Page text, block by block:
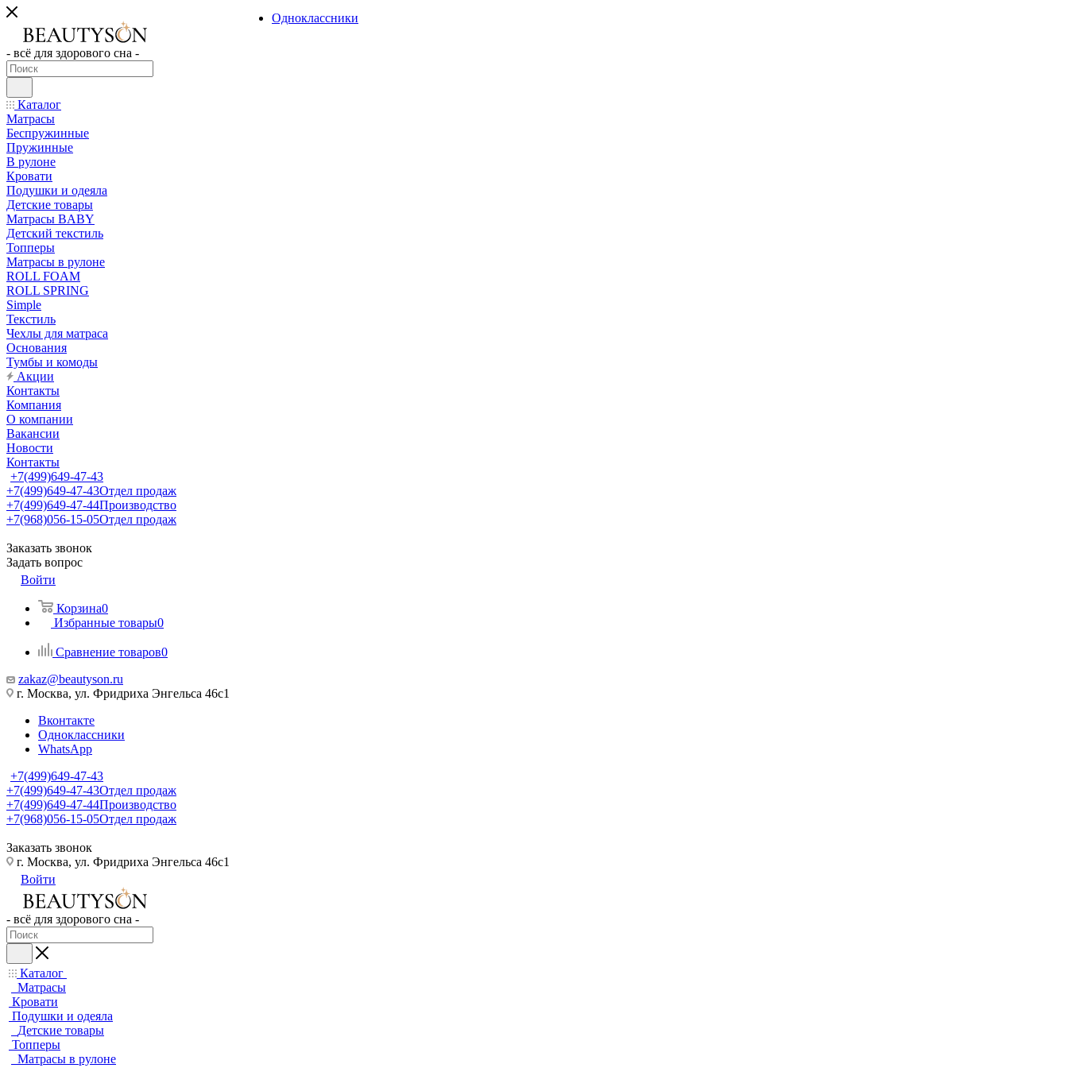
- всё для здорового сна -
Каталог
Матрасы
Беспружинные
Пружинные
В рулоне
Кровати
Подушки и одеяла
Детские товары
Матрасы BABY
Детский текстиль
Топперы
Матрасы в рулоне
ROLL FOAM
ROLL SPRING
Simple
Текстиль
Чехлы для матраса
Основания
Тумбы и комоды
Акции
Контакты
Компания
О компании
Вакансии
Новости
Контакты
+7(499)649-47-43
+7(499)649-47-43Отдел продаж
+7(499)649-47-44Производство
+7(968)056-15-05Отдел продаж
Заказать звонок
Задать вопрос
Войти
Корзина0
Избранные товары0
Сравнение товаров0
zakaz@beautyson.ru
г. Москва, ул. Фридриха Энгельса 46с1
Вконтакте
Одноклассники
WhatsApp
+7(499)649-47-43
+7(499)649-47-43Отдел продаж
+7(499)649-47-44Производство
+7(968)056-15-05Отдел продаж
Заказать звонок
Одноклассники
г. Москва, ул. Фридриха Энгельса 46с1
Войти
- всё для здорового сна -
Каталог
Матрасы
Кровати
Подушки и одеяла
Детские товары
Топперы
Матрасы в рулоне